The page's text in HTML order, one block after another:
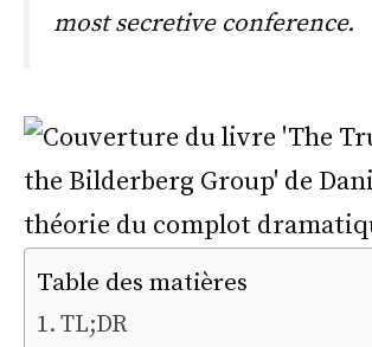
most secretive conference.
Table des matières
TL;DR